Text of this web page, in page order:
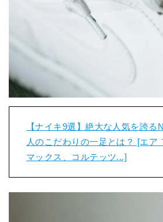
【ナイキ9選】絶大な人気を誇る
人のこだわりの一足とは？ [エア
マックス、コルテッツ...]